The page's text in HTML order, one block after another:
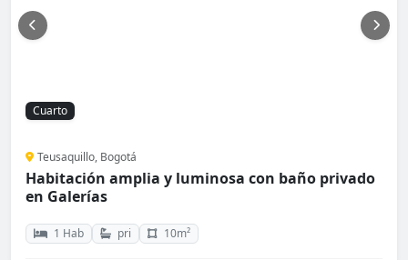
Cuarto
Teusaquillo, Bogotá
Habitación amplia y luminosa con baño privado
en Galerías
1 Hab pri 10m²